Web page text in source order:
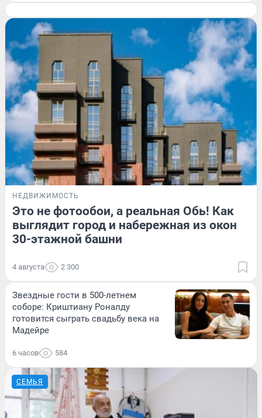
НЕДВИЖИМОСТЬ
Это не фотообои, а реальная Обь! Как
выглядит город и набережная из окон
30-этажной башни
4 августа 2 300
Звездные гости в 500-летнем
соборе: Криштиану Роналду
готовится сыграть свадьбу века на
Мадейре
6 часов 584
СЕМЬЯ